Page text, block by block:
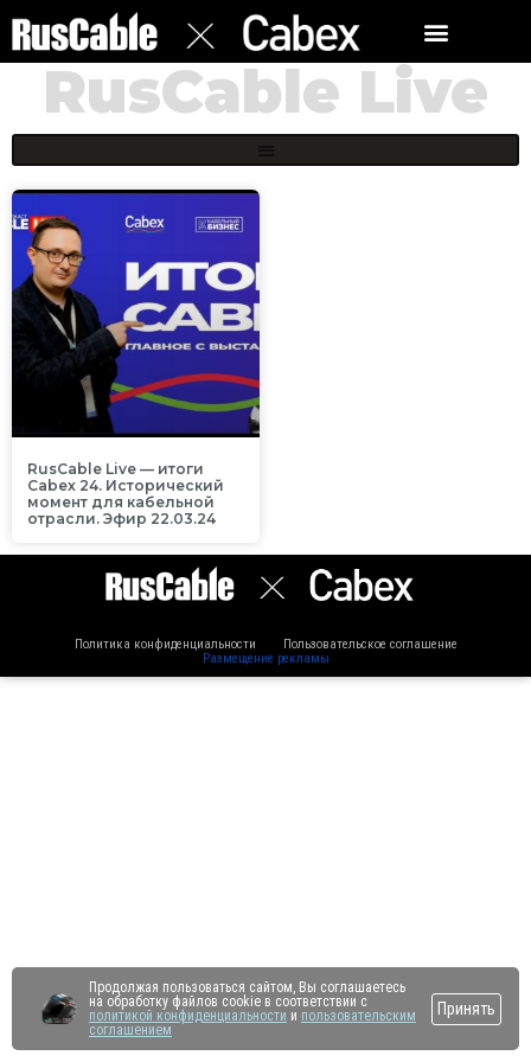
RusCable Live
RusCable Live — итоги
Cabex 24. Исторический
момент для кабельной
отрасли. Эфир 22.03.24
Продолжая пользоваться сайтом, Вы соглашаетесь
на обработку файлов cookie в соответствии с
политикой конфиденциальности и пользовательским
соглашением
Принять
Политика конфиденциальности
Пользовательское соглашение
Размещение рекламы